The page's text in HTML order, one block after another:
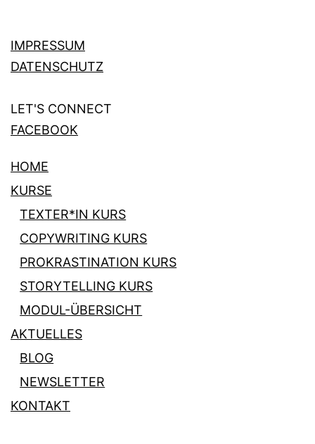
IMPRESSUM
DATENSCHUTZ
LET'S CONNECT
FACEBOOK
HOME
KURSE
TEXTER*IN KURS
COPYWRITING KURS
PROKRASTINATION KURS
STORYTELLING KURS
MODUL-ÜBERSICHT
AKTUELLES
BLOG
NEWSLETTER
KONTAKT